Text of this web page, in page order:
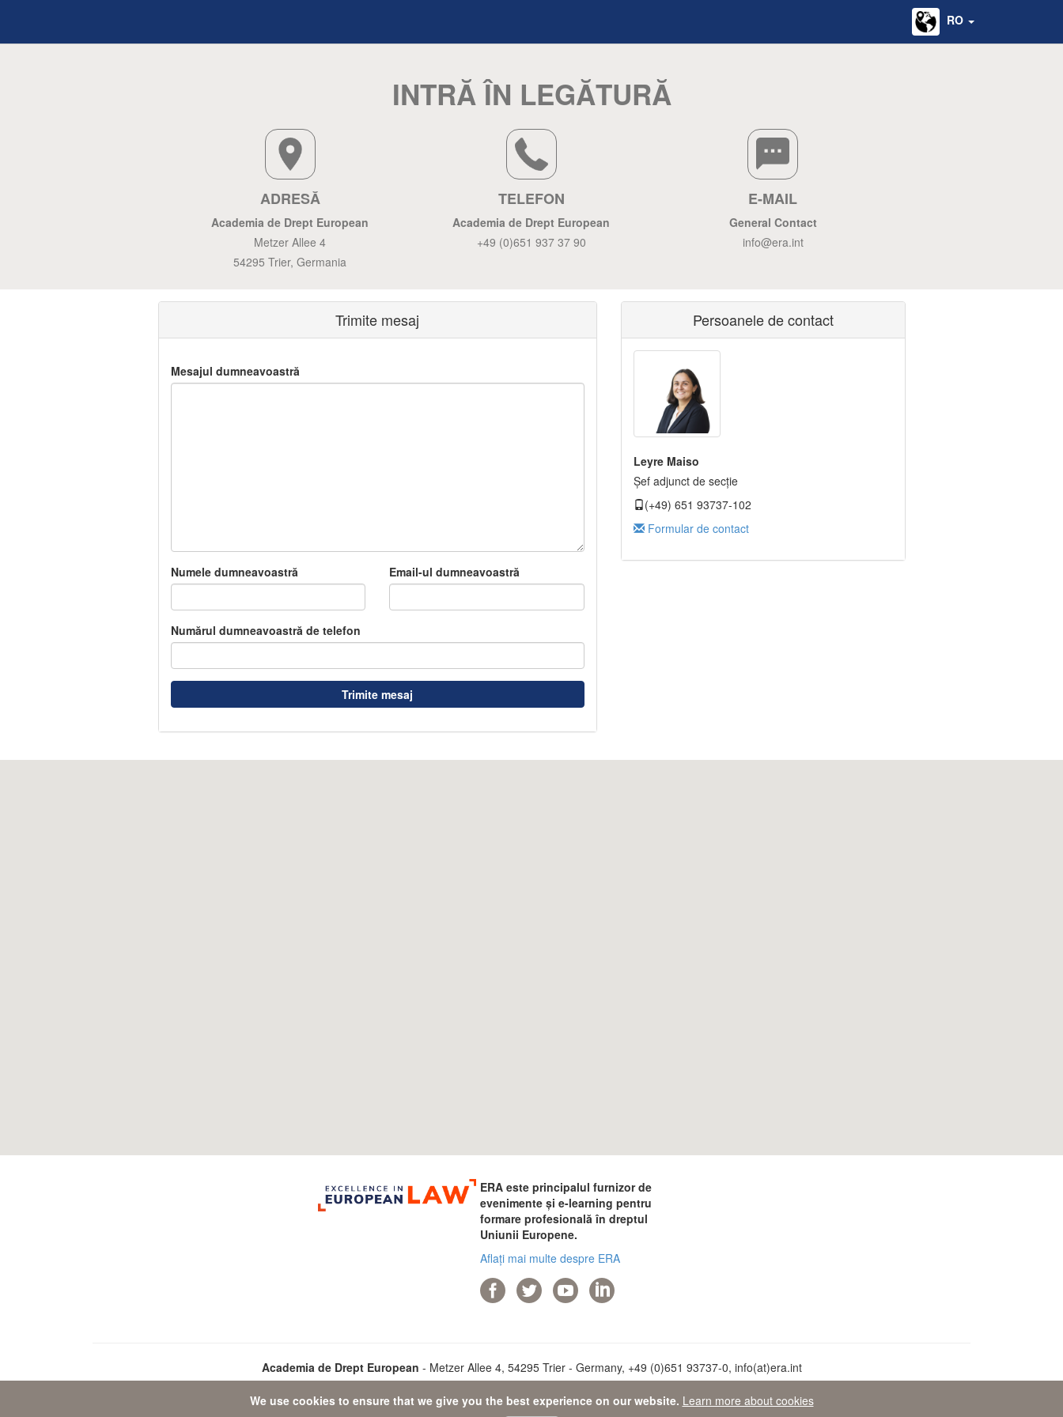
RO
INTRĂ ÎN LEGĂTURĂ
ADRESĂ
Academia de Drept European
Metzer Allee 4
54295 Trier, Germania
TELEFON
Academia de Drept European
+49 (0)651 937 37 90
E-MAIL
General Contact
info@era.int
Trimite mesaj
Mesajul dumneavoastră
Numele dumneavoastră Email-ul dumneavoastră
Numărul dumneavoastră de telefon
Trimite mesaj
Persoanele de contact
Leyre Maiso
Șef adjunct de secție
(+49) 651 93737-102
Formular de contact
We use cookies to ensure that we give you the best experience on our website. Learn more about cookies
ERA este principalul furnizor de
evenimente și e-learning pentru
formare profesională în dreptul
Uniunii Europene.
Aflați mai multe despre ERA
Academia de Drept European - Metzer Allee 4, 54295 Trier - Germany, +49 (0)651 93737-0, info(at)era.int